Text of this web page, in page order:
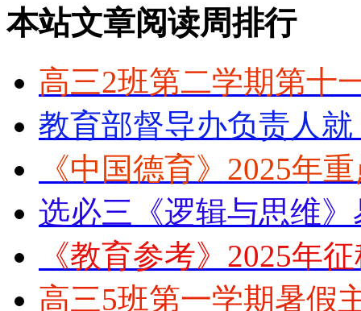
本站文章阅读周排行
高三2班第二学期第十
教育部督导办负责人
《中国德育》2025年
选必三《逻辑与思维
《教育参考》2025年
高三5班第一学期暑假